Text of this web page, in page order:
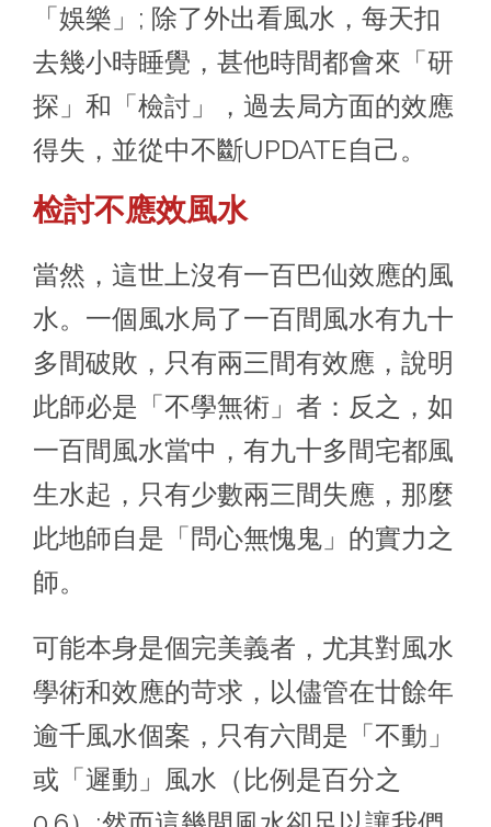
「娛樂」; 除了外出看風水，每天扣
去幾小時睡覺，甚他時間都會來「研
探」和「檢討」，過去局方面的效應
得失，並從中不斷UPDATE自己。
检討不應效風水
當然，這世上沒有一百巴仙效應的風
水。一個風水局了一百間風水有九十
多間破敗，只有兩三間有效應，說明
此師必是「不學無術」者：反之，如
一百間風水當中，有九十多間宅都風
生水起，只有少數兩三間失應，那麼
此地師自是「問心無愧鬼」的實力之
師。
可能本身是個完美義者，尤其對風水
學術和效應的苛求，以儘管在廿餘年
逾千風水個案，只有六間是「不動」
或「遲動」風水（比例是百分之